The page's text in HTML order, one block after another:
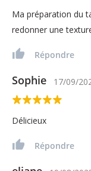
Ma préparation du
redonner une
Répondre
Sophie 17/09/
Délicieux
Répondre